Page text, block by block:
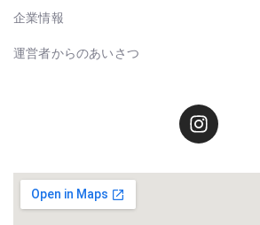
企業情報
運営者からのあいさつ